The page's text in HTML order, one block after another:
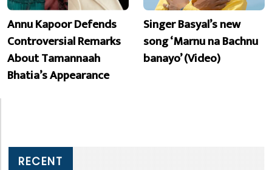
Annu Kapoor Defends
Controversial Remarks
About Tamannaah
Bhatia’s Appearance
Singer Basyal’s new
song ‘Marnu na Bachnu
banayo’ (Video)
RECENT